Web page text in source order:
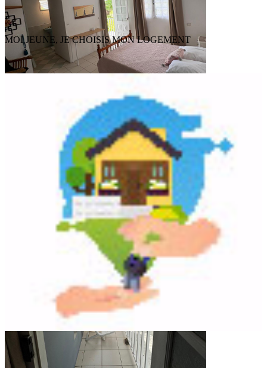
MOI JEUNE, JE CHOISIS MON LOGEMENT